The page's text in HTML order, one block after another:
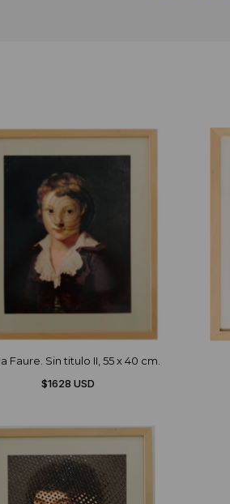
Faure. Sin titulo II, 55 x 40 cm.
$1628 USD